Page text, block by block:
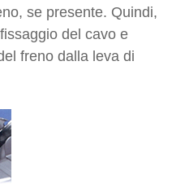
se presente. Quindi,
del cavo e
freno dalla leva di